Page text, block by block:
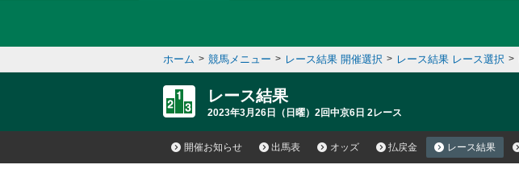
ホーム > 競馬メニュー > レース結果 開催選択 > レース結果 レース選択 >
レース結果
2023年3月26日（日曜）2回中京6日 2レース
開催お知らせ 出馬表 オッズ 払戻金 レース結果